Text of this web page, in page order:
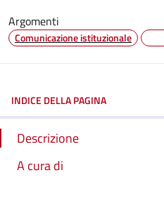
Argomenti
Comunicazione istituzionale
INDICE DELLA PAGINA
Descrizione
A cura di